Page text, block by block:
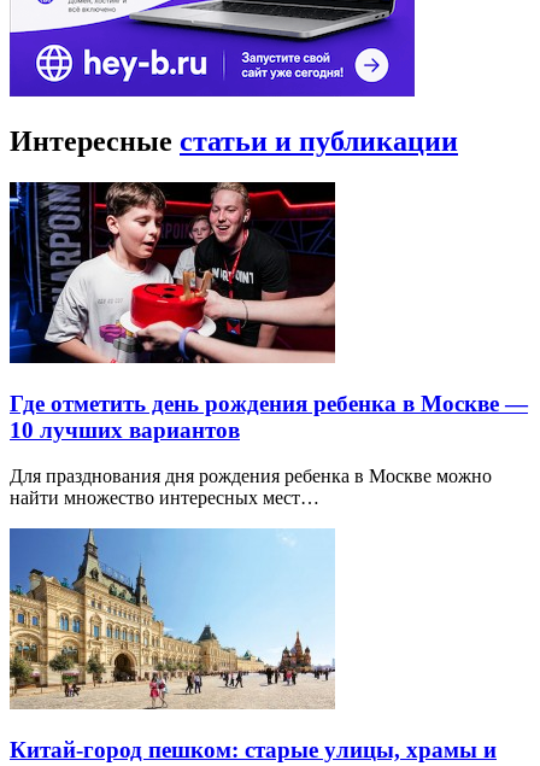
Интересные статьи и публикации
Где отметить день рождения ребенка в Москве —
10 лучших вариантов
Для празднования дня рождения ребенка в Москве можно
найти множество интересных мест…
Китай-город пешком: старые улицы, храмы и